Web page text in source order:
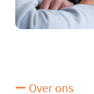
Over ons